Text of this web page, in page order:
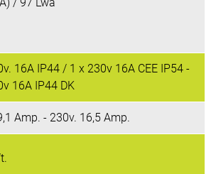
16A IP44 / 1 x 230v 16A CEE IP54 -
16A IP44 DK
Amp. - 230v. 16,5 Amp.